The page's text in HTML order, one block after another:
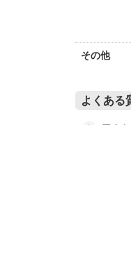
その他
よくある
アク